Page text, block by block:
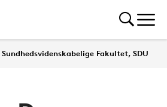
Fakultet, SDU